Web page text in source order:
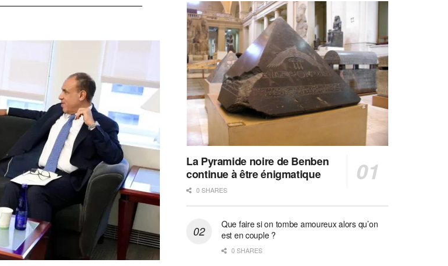
La Pyramide noire de Benben
continue à être énigmatique
0 SHARES
Que faire si on tombe amoureux alors qu’on
est en couple ?
0 SHARES